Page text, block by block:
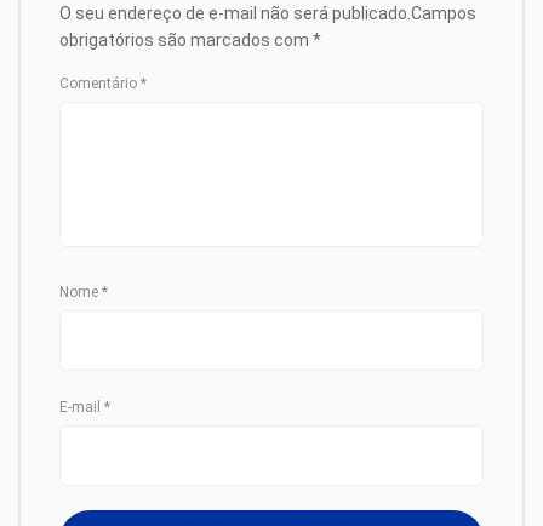
O seu endereço de e-mail não será publicado. Campos
obrigatórios são marcados com *
Comentário *
Nome *
E-mail *